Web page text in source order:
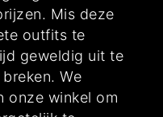
Mis deze
outfits te
geweldig uit te
We
onze winkel om